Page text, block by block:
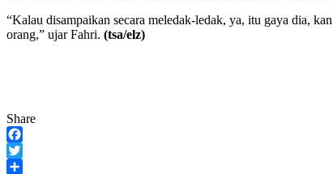
“Kalau disampaikan secara meledak-ledak, ya, itu gaya dia,
orang,” ujar Fahri. (tsa/elz)
Share
Facebook
Twitter